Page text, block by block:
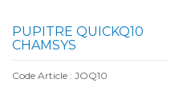
PUPITRE QUICKQ10
CHAMSYS
Code Article : JOQ10